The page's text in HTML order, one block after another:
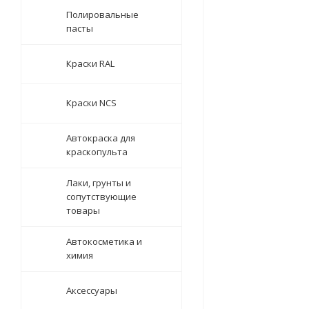
Полировальные
пасты
Краски RAL
Краски NCS
Автокраска для
краскопульта
Лаки, грунты и
сопутствующие
товары
Автокосметика и
химия
Аксессуары